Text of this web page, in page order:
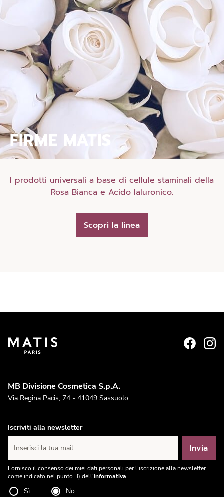
FIRME MATIS
I prodotti universali a base di cellule staminali della
Rosa Bianca e Acido Ialuronico.
Scopri la linea
MB Divisione Cosmetica S.p.A.
Via Regina Pacis, 74 - 41049 Sassuolo
Iscriviti alla newsletter
Inserisci la tua mail Invia
Fornisco il consenso dei miei dati personali per l’iscrizione alla newsletter
come indicato nel punto B) dell'informativa
Sì No